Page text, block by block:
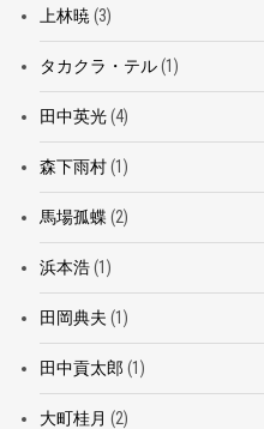
上林暁 (3)
タカクラ・テル(1)
田中英光(4)
森下雨村(1)
馬場孤蝶 (2)
浜本浩(1)
田岡典夫 (1)
田中貢太郎 (1)
大町桂月 (2)